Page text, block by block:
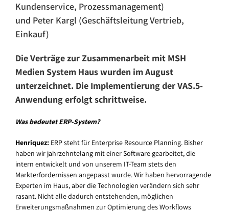
Kundenservice, Prozessmanagement)
und Peter Kargl (Geschäftsleitung Vertrieb,
Einkauf)
Die Verträge zur Zusammenarbeit mit MSH
Medien System Haus wurden im August
unterzeichnet. Die Implementierung der VAS.5-
Anwendung erfolgt schrittweise.
Was bedeutet ERP-System?
Henriquez: ERP steht für Enterprise Resource Planning. Bisher
haben wir jahrzehntelang mit einer Software gearbeitet, die
intern entwickelt und von unserem IT-Team stets den
Markterfordernissen angepasst wurde. Wir haben hervorragende
Experten im Haus, aber die Technologien verändern sich sehr
rasant. Nicht alle dadurch entstehenden, möglichen
Erweiterungsmaßnahmen zur Optimierung des Workflows